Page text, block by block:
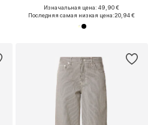
Изначальная цена: 49,90 €
Последняя самая низкая цена:20,94 €